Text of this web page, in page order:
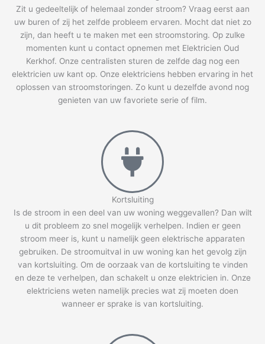
Zit u gedeeltelijk of helemaal zonder stroom? Vraag eerst aan
uw buren of zij het zelfde probleem ervaren. Mocht dat niet zo
zijn, dan heeft u te maken met een stroomstoring. Op zulke
momenten kunt u contact opnemen met Elektricien Oud
Kerkhof. Onze centralisten sturen de zelfde dag nog een
elektricien uw kant op. Onze elektriciens hebben ervaring in het
oplossen van stroomstoringen. Zo kunt u dezelfde avond nog
genieten van uw favoriete serie of film.
Kortsluiting
Is de stroom in een deel van uw woning weggevallen? Dan wilt
u dit probleem zo snel mogelijk verhelpen. Indien er geen
stroom meer is, kunt u namelijk geen elektrische apparaten
gebruiken. De stroomuitval in uw woning kan het gevolg zijn
van kortsluiting. Om de oorzaak van de kortsluiting te vinden
en deze te verhelpen, dan schakelt u onze elektricien in. Onze
elektriciens weten namelijk precies wat zij moeten doen
wanneer er sprake is van kortsluiting.